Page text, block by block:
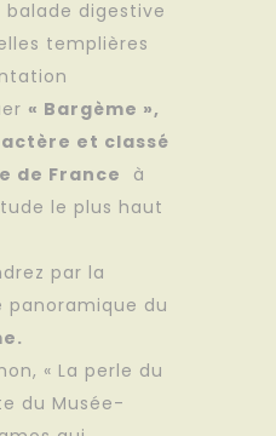
balade digestive
templières
« Bargème »,
et classé
de France
à
le plus haut
par la
du
« La perle du
du Musée-